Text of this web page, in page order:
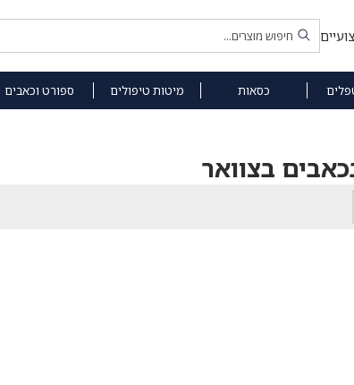
כסאות מיטות טיפולים ספורט וכאבים
בצוואר